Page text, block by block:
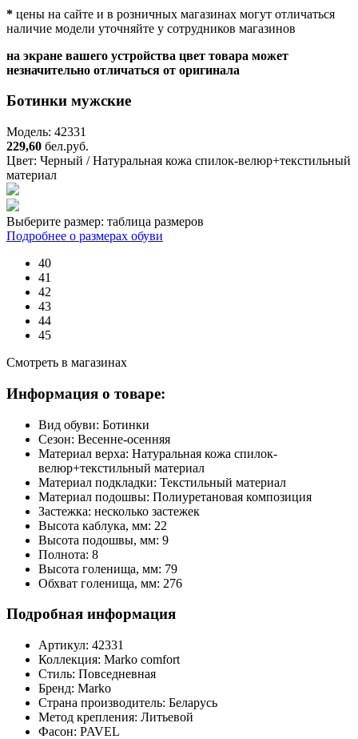
* цены на сайте и в розничных магазинах могут отличаться
наличие модели уточняйте у сотрудников магазинов
на экране вашего устройства цвет товара может
незначительно отличаться от оригинала
Ботинки мужские
Модель: 42331
229,60 бел.руб.
Цвет: Черный / Натуральная кожа спилок-велюр+текстильный
материал
Выберите размер: таблица размеров
Подробнее о размерах обуви
40
41
42
43
44
45
Смотреть в магазинах
Информация о товаре:
Вид обуви: Ботинки
Сезон: Весенне-осенняя
Материал верха: Натуральная кожа спилок-
велюр+текстильный материал
Материал подкладки: Текстильный материал
Материал подошвы: Полиуретановая композиция
Застежка: несколько застежек
Высота каблука, мм: 22
Высота подошвы, мм: 9
Полнота: 8
Высота голенища, мм: 79
Обхват голенища, мм: 276
Подробная информация
Артикул: 42331
Коллекция: Marko comfort
Стиль: Повседневная
Бренд: Marko
Страна производитель: Беларусь
Метод крепления: Литьевой
Фасон: PAVEL